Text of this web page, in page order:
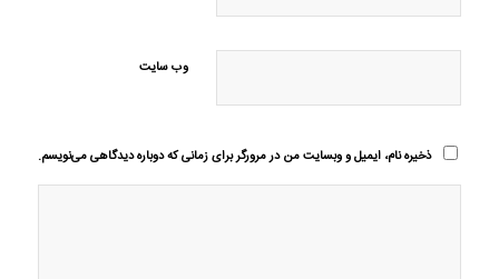
وب‌ سایت
ذخیره نام، ایمیل و وبسایت من در مرورگر برای زمانی که دوباره دیدگاهی می‌نویسم.